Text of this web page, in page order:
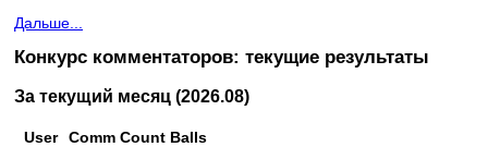
Дальше...
Конкурс комментаторов: текущие результаты
За текущий месяц (2026.08)
User Comm Count Balls